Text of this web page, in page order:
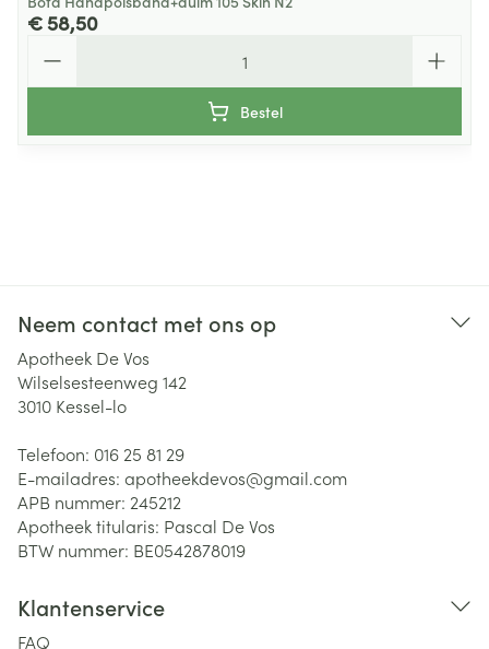
€ 58,50
Bestel
Neem contact met ons op
Apotheek De Vos
Wilselsesteenweg 142
3010 Kessel-lo
Telefoon: 016 25 81 29
E-mailadres: apotheekdevos@gmail.com
APB nummer: 245212
Apotheek titularis: Pascal De Vos
BTW nummer: BE0542878019
Klantenservice
FAQ